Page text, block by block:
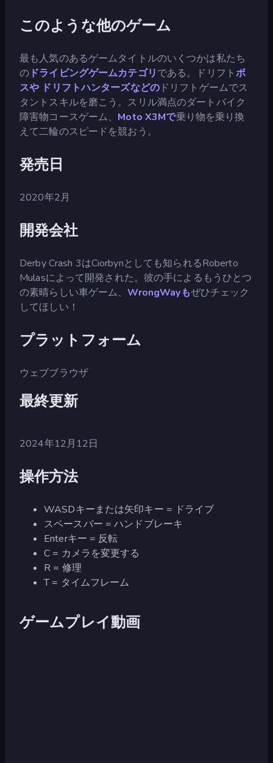
このような他のゲーム
最も人気のあるゲームタイトルのいくつかは私たち
の ドライビングゲームカテゴリである。ドリフトボ
スや ドリフトハンターズなどのドリフトゲームでス
タントスキルを磨こう。スリル満点のダートバイク
障害物コースゲーム、 Moto X3Mで乗り物を乗り換
えて二輪のスピードを競おう。
発売日
2020年2月
開発会社
Derby Crash 3はCiorbynとしても知られるRoberto
Mulasによって開発された。彼の手によるもうひとつ
の素晴らしい車ゲーム、WrongWayもぜひチェック
してほしい！
プラットフォーム
ウェブブラウザ
最終更新
2024年12月12日
操作方法
WASDキーまたは矢印キー = ドライブ
スペースバー = ハンドブレーキ
Enterキー = 反転
C = カメラを変更する
R = 修理
T = タイムフレーム
ゲームプレイ動画